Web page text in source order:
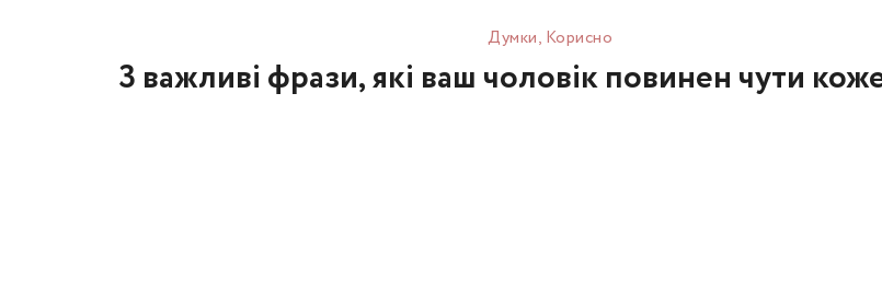
Думки, Корисно
3 важливі фрази, які ваш чоловік повинен чути